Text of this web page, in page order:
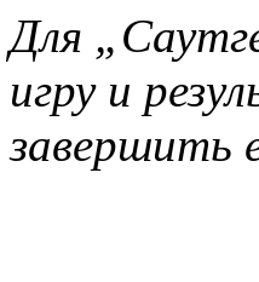
Для
игру и
завершить